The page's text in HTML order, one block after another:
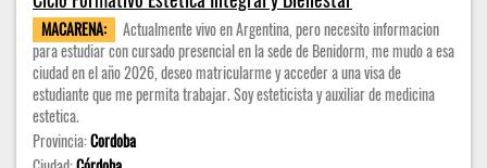
MACARENA:
Actualmente vivo en Argentina, pero necesito informacion
para estudiar con cursado presencial en la sede de Benidorm, me mudo a esa
ciudad en el año 2026, deseo matricularme y acceder a una visa de
estudiante que me permita trabajar. Soy esteticista y auxiliar de medicina
estetica.
Provincia:Cordoba